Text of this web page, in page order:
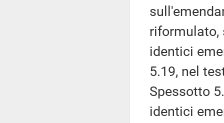
riformulato,
identici
5.19, nel
Spessotto
identici